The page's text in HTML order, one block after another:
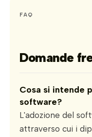
FAQ
Domande
Cosa si intende
software?
L'adozione del
attraverso cui i